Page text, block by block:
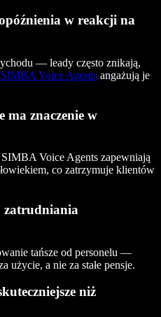
w reakcji na
— leady często znikają,
SIMBA Voice Agents angażują je
ma znaczenie w
Voice Agents zapewniają
co zatrzymuje klientów
zatrudniania
tańsze od personelu —
użycie, a nie za stałe pensje.
niż